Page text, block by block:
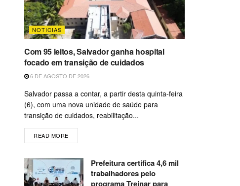
NOTICIAS
Com 95 leitos, Salvador ganha hospital
focado em transição de cuidados
6 DE AGOSTO DE 2026
Salvador passa a contar, a partir desta quinta-feira
(6), com uma nova unidade de saúde para
transição de cuidados, reabilitação...
READ MORE
Prefeitura certifica 4,6 mil
trabalhadores pelo
programa Treinar para